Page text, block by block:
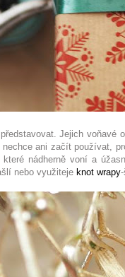
Jejich voňavé
ani začít používat,
které nádherně voní a
nebo využiteje knot wrapy